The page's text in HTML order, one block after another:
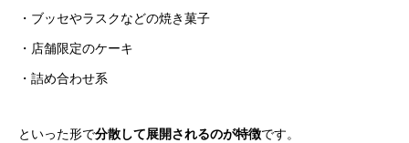
・ブッセやラスクなどの焼き菓子
・店舗限定のケーキ
・詰め合わせ系
といった形で分散して展開されるのが特徴です。